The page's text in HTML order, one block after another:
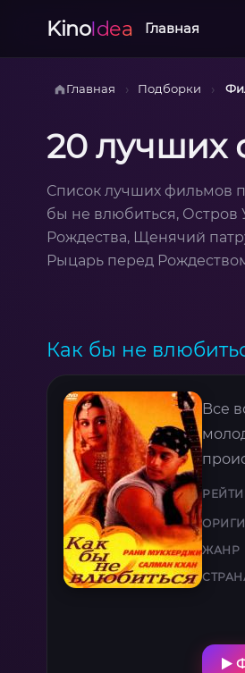
KinoIdea Главная
Главная › Подборки ›
20 лучших
Список лучших фильмов
бы не влюбиться, Остров
Рождества, Щенячий
Рыцарь перед
Как бы не
Bсe
ЖАНР